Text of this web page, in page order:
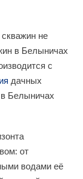
не
в Белыничах
с
дачных
Белыничах
от
водами её